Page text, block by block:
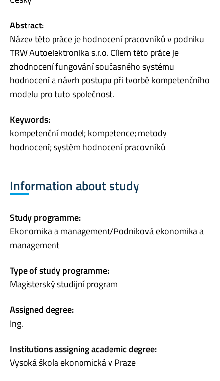
Abstract:
Název této práce je hodnocení pracovníků v podniku
TRW Autoelektronika s.r.o. Cílem této práce je
zhodnocení fungování současného systému
hodnocení a návrh postupu při tvorbě kompetenčního
modelu pro tuto společnost.
Keywords:
kompetenční model; kompetence; metody
hodnocení; systém hodnocení pracovníků
Information about study
Study programme:
Ekonomika a management/Podniková ekonomika a
management
Type of study programme:
Magisterský studijní program
Assigned degree:
Ing.
Institutions assigning academic degree:
Vysoká škola ekonomická v Praze